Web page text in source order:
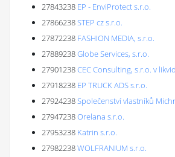
27843238 EP - EnviProtect s.r.o.
27866238STEP cz s.r.o.
27872238 FASHION MEDIA, s.r.o.
27889238Globe Services, s.r.o.
27901238CEC Consulting, s.r.o. v
27918238 EP TRUCK ADS s.r.o.
27924238Společenství vlastníků
27947238Orelana s.r.o.
27953238 Katrin s.r.o.
27982238WOLFRANIUM s.r.o.